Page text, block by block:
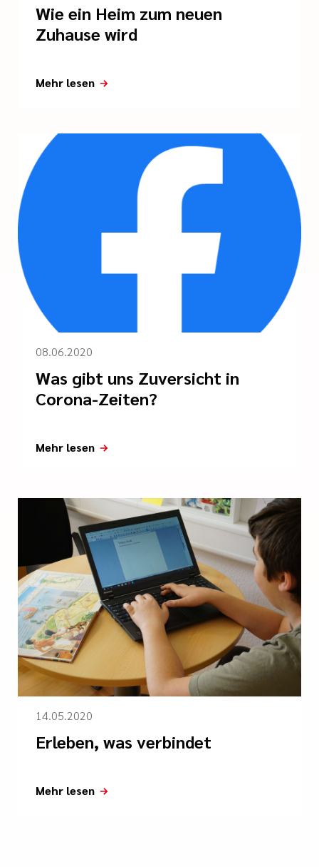
Wie ein Heim zum neuen
Zuhause wird
Mehr lesen
08.06.2020
Was gibt uns Zuversicht in
Corona-Zeiten?
Mehr lesen
14.05.2020
Erleben, was verbindet
Mehr lesen